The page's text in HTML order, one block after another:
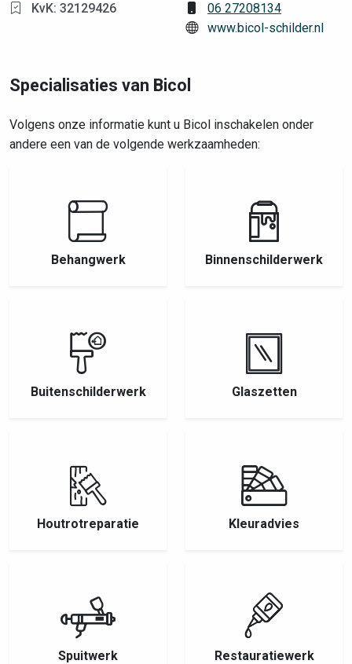
KvK: 32129426
06 27208134
www.bicol-schilder.nl
Specialisaties van Bicol
Volgens onze informatie kunt u Bicol inschakelen onder
andere een van de volgende werkzaamheden:
Behangwerk Binnenschilderwerk
Buitenschilderwerk Glaszetten
Houtrotreparatie Kleuradvies
Spuitwerk Restauratiewerk